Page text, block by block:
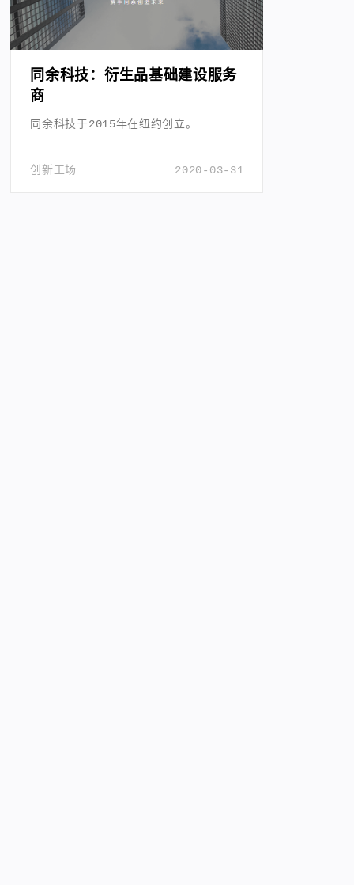
同余科技：衍生品基础建设服务
商
同余科技于2015年在纽约创立。
2020-03-31
创新工场